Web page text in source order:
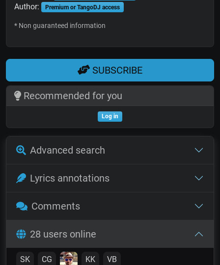
Author: Premium or TangoDJ access
* Non guaranteed information
SUBSCRIBE
Recommended for you
Log in
Advanced search
Lyrics annotations
Comments
28 users online
SK CG KK VB